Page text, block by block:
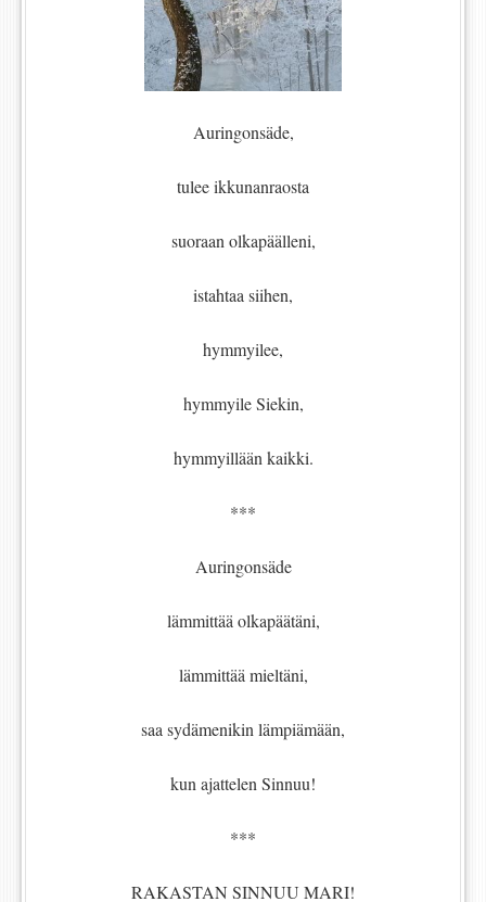
Auringonsäde,
tulee ikkunanraosta
suoraan olkapäälleni,
istahtaa siihen,
hymmyilee,
hymmyile Siekin,
hymmyillään kaikki.
***
Auringonsäde
lämmittää olkapäätäni,
lämmittää mieltäni,
saa sydämenikin lämpiämään,
kun ajattelen Sinnuu!
***
RAKASTAN SINNUU MARI!